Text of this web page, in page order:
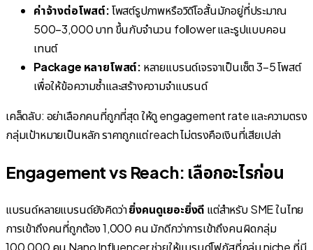
ค่าจ้างต่อโพสต์:โพสต์รูปภาพหรือวิดีโอสั้นมักอยู่ที่ประมาณ
500–3,000 บาท ขึ้นกับจำนวน follower และรูปแบบคอน
เทนต์
Package หลายโพสต์: หลายแบรนด์เจรจาเป็นเซ็ต 3–5 โพสต์
เพื่อให้ข้อความซ้ำและสร้างความจำแบรนด์
เคล็ดลับ: อย่าเลือกคนที่ถูกที่สุด ให้ดู engagement rate และความตรง
กลุ่มเป้าหมายเป็นหลัก ราคาถูกแต่ reach ไม่ตรงคือเงินที่เสียเปล่า
Engagement vs Reach: เลือกอะไรก่อน
แบรนด์หลายแบรนด์ยังคิดว่ายิ่งคนดูเยอะยิ่งดี แต่สำหรับ SME ในไทย
การเข้าถึงคนที่ถูกต้อง 1,000 คน มักดีกว่าการเข้าถึงคนผิดกลุ่ม
100,000 คน Nano Influencer ช่วยให้แบรนด์โฟกัสที่กลุ่ม niche ที่มี